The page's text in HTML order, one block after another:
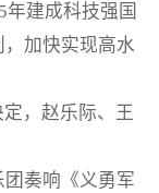
建成科技强国
加快实现高水
，赵乐际、王
奏响《义勇军